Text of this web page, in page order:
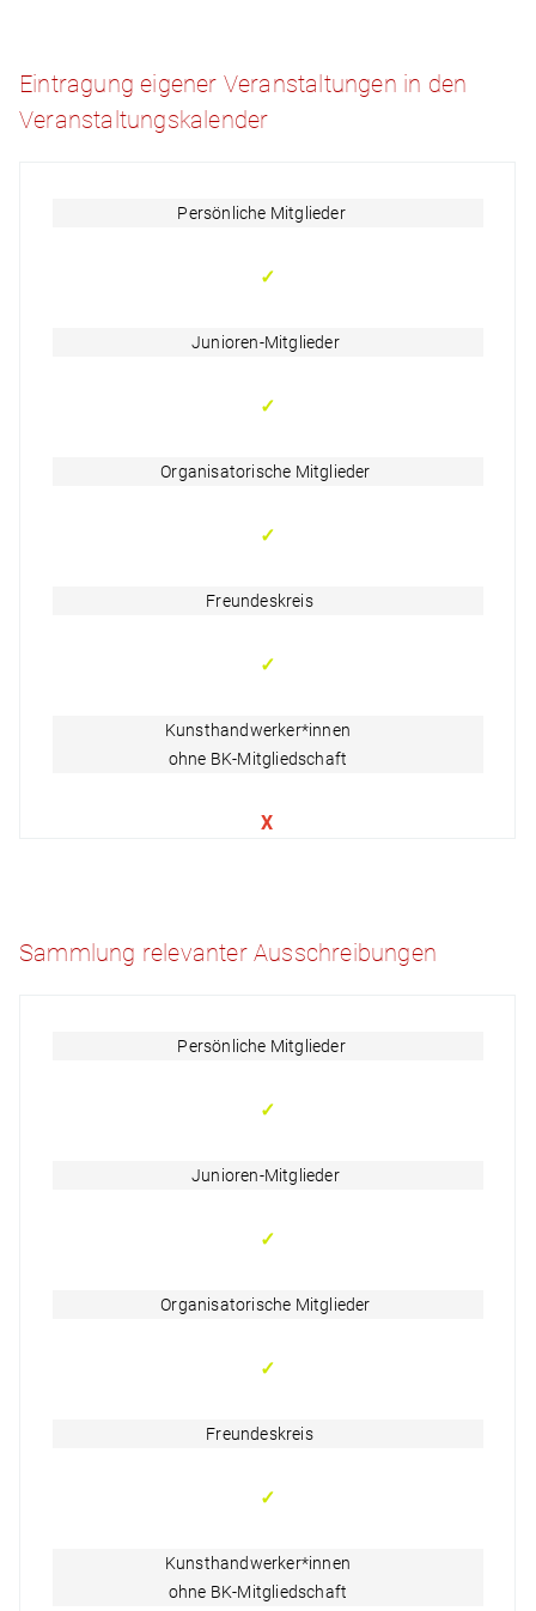
Eintragung eigener Veranstaltungen in den
Veranstaltungskalender
Persönliche Mitglieder
✓
Junioren-Mitglieder
✓
Organisatorische Mitglieder
✓
Freundeskreis
✓
Kunsthandwerker*innen
ohne BK-Mitgliedschaft
X
Sammlung relevanter Ausschreibungen
Persönliche Mitglieder
✓
Junioren-Mitglieder
✓
Organisatorische Mitglieder
✓
Freundeskreis
✓
Kunsthandwerker*innen
ohne BK-Mitgliedschaft